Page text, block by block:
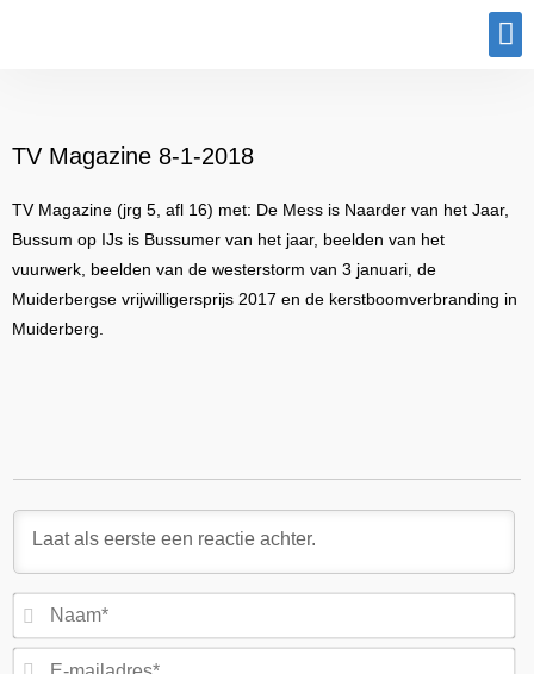
TV Magazine 8-1-2018
TV Magazine (jrg 5, afl 16) met: De Mess is Naarder van het Jaar,
Bussum op IJs is Bussumer van het jaar, beelden van het
vuurwerk, beelden van de westerstorm van 3 januari, de
Muiderbergse vrijwilligersprijs 2017 en de kerstboomverbranding in
Muiderberg.